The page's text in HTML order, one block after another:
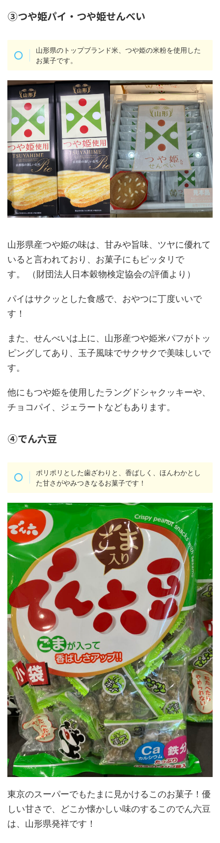
③つや姫パイ・つや姫せんべい
山形県のトップブランド米、つや姫の米粉を使用した
お菓子です。
山形県産つや姫の味は、甘みや旨味、ツヤに優れて
いると言われており、お菓子にもピッタリで
す。 （財団法人日本穀物検定協会の評価より）
パイはサクッとした食感で、おやつに丁度いいで
す！
また、せんべいは上に、山形産つや姫米パフがトッ
ピングしてあり、玉子風味でサクサクで美味しいで
す。
他にもつや姫を使用したラングドシャクッキーや、
チョコパイ、ジェラートなどもあります。
④でん六豆
ポリポリとした歯ざわりと、香ばしく、ほんわかとし
た甘さがやみつきなるお菓子です！
東京のスーパーでもたまに見かけるこのお菓子！優
しい甘さで、どこか懐かしい味のするこのでん六豆
は、山形県発祥です！